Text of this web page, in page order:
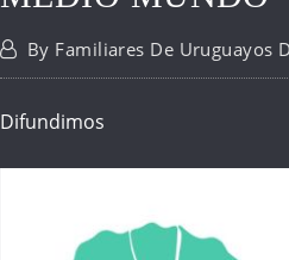
By Familiares De Uruguayos
Difundimos